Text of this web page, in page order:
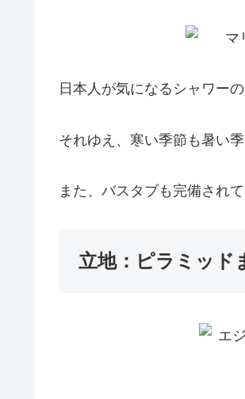
日本人が気になるシャワー
それゆえ、寒い季節も暑い
また、バスタブも完備され
立地：ピラミッド